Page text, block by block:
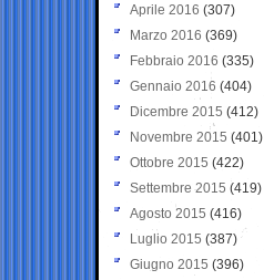
Aprile 2016 (307)
Marzo 2016 (369)
Febbraio 2016 (335)
Gennaio 2016 (404)
Dicembre 2015 (412)
Novembre 2015 (401)
Ottobre 2015 (422)
Settembre 2015 (419)
Agosto 2015 (416)
Luglio 2015 (387)
Giugno 2015 (396)